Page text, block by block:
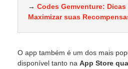
→ Codes Gemventure:
Maximizar suas
O app também é um dos mais
disponível tanto na App Store